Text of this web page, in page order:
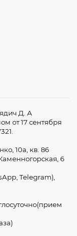
Д. А
от 17 сентября
10а, кв. 86
6
Telegram),